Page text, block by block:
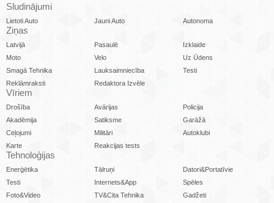
Sludinājumi
Lietoti Auto Jauni Auto Autonoma
Ziņas
Latvijā Pasaulē
Izklaide
Moto
Velo
Uz Ūdens
Smagā Tehnika
Lauksaimniecība
Testi
Reklāmraksti
Redaktora Izvēle
Vīriem
Drošība Avārijas
Policija
Akadēmija
Satiksme
Garāžā
Ceļojumi
Militāri
Autoklubi
Karte
Reakcijas tests
Tehnoloģijas
Enerģētika Tālruņi
Datori&Portatīvie
Testi
Internets&App
Spēles
Foto&Video
TV&Cita Tehnika
Gadžeti